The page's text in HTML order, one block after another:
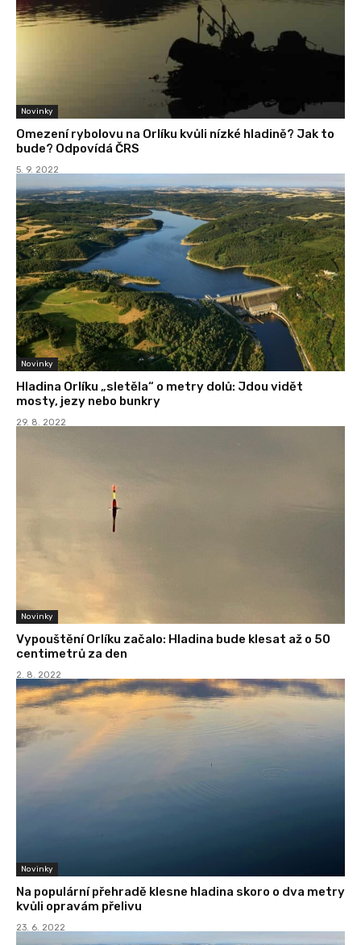
Novinky
Omezení rybolovu na Orlíku kvůli nízké hladině? Jak to
bude? Odpovídá ČRS
5. 9. 2022
Novinky
Hladina Orlíku „sletěla“ o metry dolů: Jdou vidět
mosty, jezy nebo bunkry
29. 8. 2022
Novinky
Vypouštění Orlíku začalo: Hladina bude klesat až o 50
centimetrů za den
2. 8. 2022
Novinky
Na populární přehradě klesne hladina skoro o dva metry
kvůli opravám přelivu
23. 6. 2022